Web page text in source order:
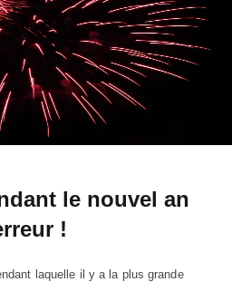
le nouvel an
!
laquelle il y a la plus grande